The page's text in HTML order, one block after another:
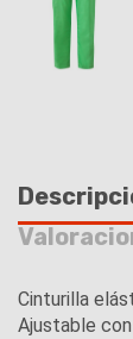
Cinturilla
Ajustable